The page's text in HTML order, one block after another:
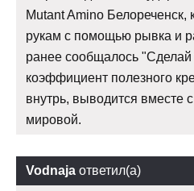
Mutant Amino Белореченск,
рукам с помощью рывка и
ранее сообщалось "Сделай
коэффициент полезного
внутрь, выводится вместе
мировой.
Vodnaja ответил(а)